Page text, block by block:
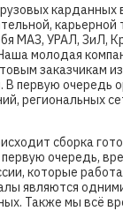
МАЗ, УРАЛ, ЗиЛ,
молодая
заказчикам
первую очередь
региональных
сборка
очередь,
которые
являются
Также мы всё